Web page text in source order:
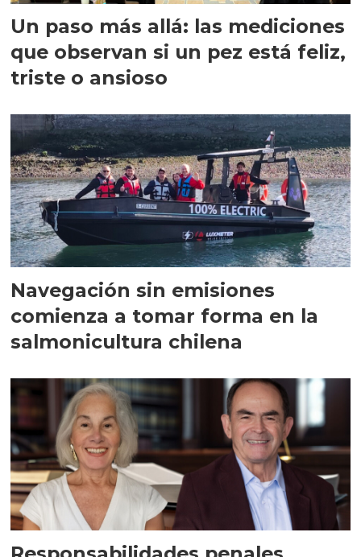
Un paso más allá: las mediciones
que observan si un pez está feliz,
triste o ansioso
Navegación sin emisiones
comienza a tomar forma en la
salmonicultura chilena